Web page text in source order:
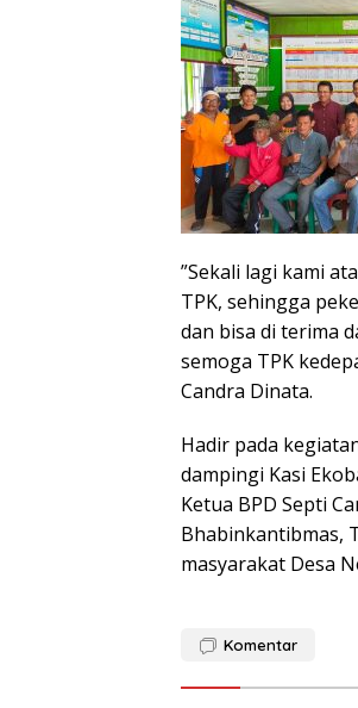
”Sekali lagi kami
TPK, sehingga
dan bisa di terima
semoga TPK
Candra Dinata.
Hadir pada
dampingi Kasi
Ketua BPD Septi
Bhabinkantibmas,
masyarakat Desa
Komentar